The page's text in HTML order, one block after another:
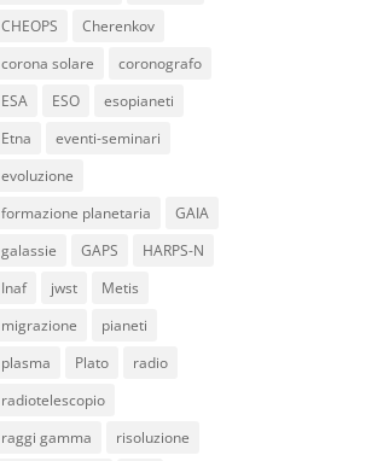
CHEOPS
Cherenkov
corona solare
coronografo
ESA
ESO
esopianeti
Etna
eventi-seminari
evoluzione
formazione planetaria
GAIA
galassie
GAPS
HARPS-N
Inaf
jwst
Metis
migrazione
pianeti
plasma
Plato
radio
radiotelescopio
raggi gamma
risoluzione